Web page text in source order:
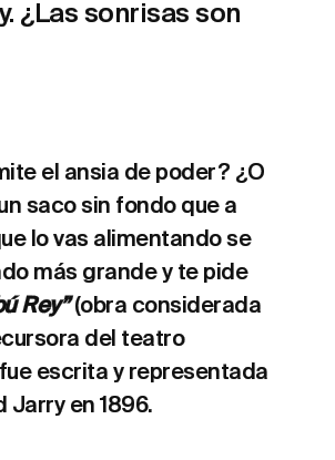
¿Las sonrisas son
el ansia de poder? ¿O
saco sin fondo que a
lo vas alimentando se
más grande y te pide
Rey”(obra considerada
del teatro
escrita y representada
Jarry en 1896.